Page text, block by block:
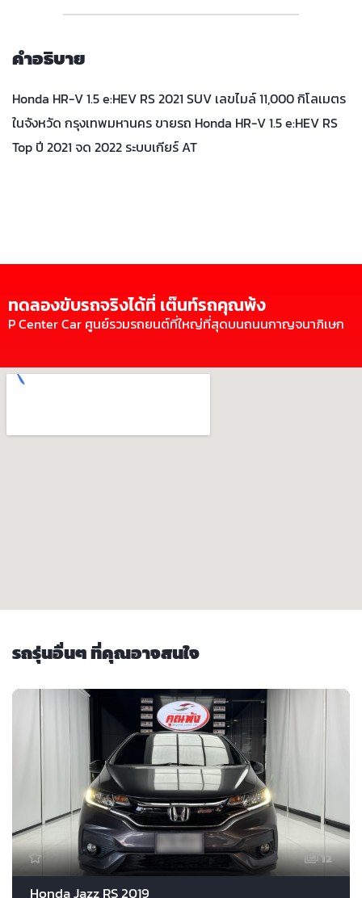
คำอธิบาย
Honda HR-V 1.5 e:HEV RS 2021 SUV เลขไมล์ 11,000 กิโลเมตร
ในจังหวัด กรุงเทพมหานคร ขายรถ Honda HR-V 1.5 e:HEV RS
Top ปี 2021 จด 2022 ระบบเกียร์ AT
ทดลองขับรถจริงได้ที่ เต๊นท์รถคุณพ้ง
P Center Car ศูนย์รวมรถยนต์ที่ใหญ่ที่สุดบนถนนกาญจนาภิเษก
รถรุ่นอื่นๆ ที่คุณอาจสนใจ
12
Honda Jazz RS 2019